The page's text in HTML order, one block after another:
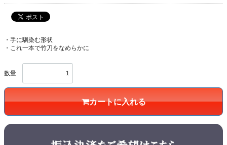
・手に馴染む形状
・これ一本で竹刀をなめらかに
数量
カートに入れる